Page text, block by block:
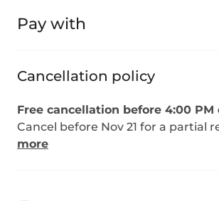
Pay with
Cancellation policy
Free cancellation before 4:00 PM
Cancel before Nov 21 for a partial
more